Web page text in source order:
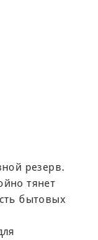
резерв.
тянет
бытовых